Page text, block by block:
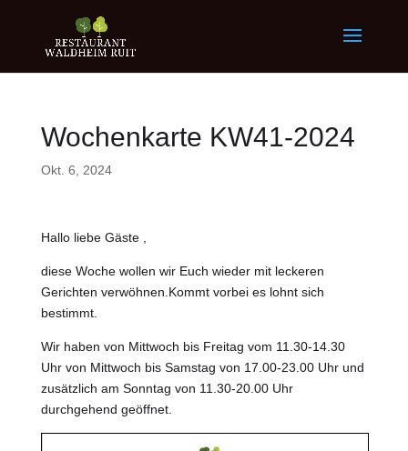
Wochenkarte KW41-2024
Okt. 6, 2024
Hallo liebe Gäste ,
diese Woche wollen wir Euch wieder mit leckeren
Gerichten verwöhnen.Kommt vorbei es lohnt sich
bestimmt.
Wir haben von Mittwoch bis Freitag vom 11.30-14.30
Uhr von Mittwoch bis Samstag von 17.00-23.00 Uhr und
zusätzlich am Sonntag von 11.30-20.00 Uhr
durchgehend geöffnet.